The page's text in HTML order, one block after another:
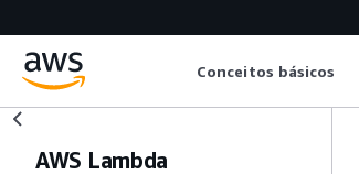
Conceitos básicos
AWS Lambda